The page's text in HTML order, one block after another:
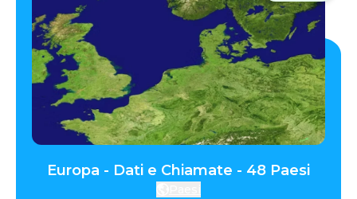
Europa - Dati e Chiamate - 48 Paesi